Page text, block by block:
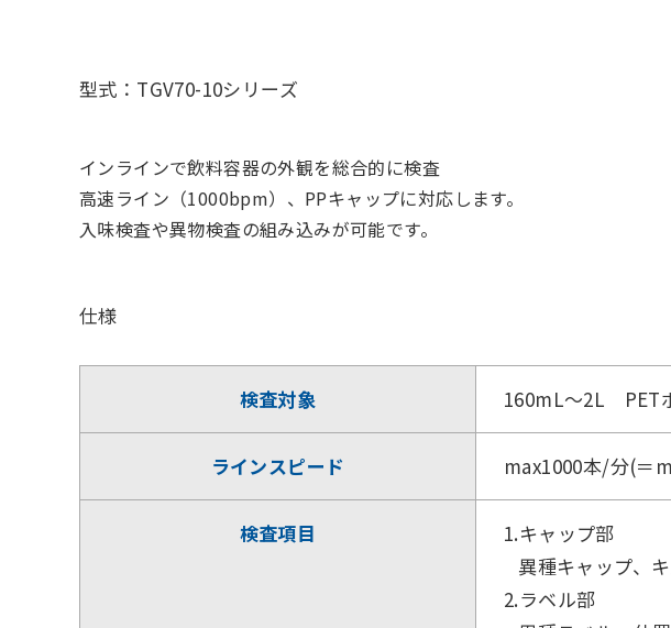
型式：TGV70-10シリーズ
インラインで飲料容器の外観を総合的に検査
高速ライン（1000bpm）、PPキャップに対応します。
入味検査や異物検査の組み込みが可能です。
仕様
検査対象 160mL～2L PET
ラインスピード max1000本/分(＝
検査項目
1.キャップ部
異種キャップ、
2.ラベル部